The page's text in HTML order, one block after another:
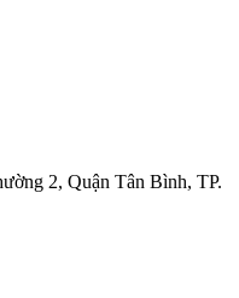
2, Quận Tân Bình, TP.